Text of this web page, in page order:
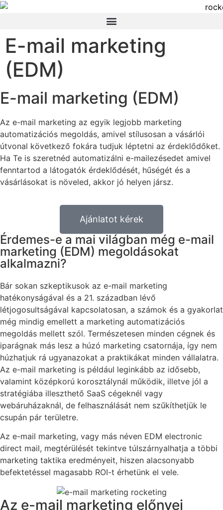
E-mail marketing
(EDM)
E-mail marketing (EDM)
Az e-mail marketing az egyik legjobb marketing
automatizációs megoldás, amivel stílusosan a vásárlói
útvonal következő fokára tudjuk léptetni az érdeklődőket.
Ha Te is szeretnéd automatizálni e-mailezésedet amivel
fenntartod a látogatók érdeklődését, hűségét és a
vásárlásokat is növeled, akkor jó helyen jársz.
Ajánlatot kérek
Érdemes-e a mai világban még e-mail
marketing (EDM) megoldásokat
alkalmazni?
Bár sokan szkeptikusok az e-mail marketing
hatékonyságával és a 21. században lévő
létjogosultságával kapcsolatosan, a számok és a gyakorlat
még mindig emellett a marketing automatizációs
megoldás mellett szól. Természetesen minden cégnek és
iparágnak más lesz a húzó marketing csatornája, így nem
húzhatjuk rá ugyanazokat a praktikákat minden vállalatra.
Az e-mail marketing is például leginkább az idősebb,
valamint középkorú korosztálynál működik, illetve jól a
stratégiába illeszthető SaaS cégeknél vagy
webáruházaknál, de felhasználását nem szűkíthetjük le
csupán pár területre.
Az e-mail marketing, vagy más néven EDM electronic
direct mail, megtérülését tekintve túlszárnyalhatja a többi
marketing taktika eredményeit, hiszen alacsonyabb
befektetéssel magasabb ROI-t érhetünk el vele.
Az e-mail marketing előnyei